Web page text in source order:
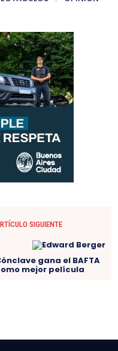
SIGUIENTE
gana el BAFTA
mejor película